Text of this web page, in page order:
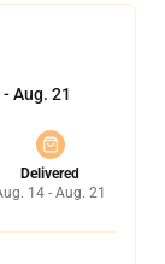
Aug. 21
Delivered
14 - Aug. 21